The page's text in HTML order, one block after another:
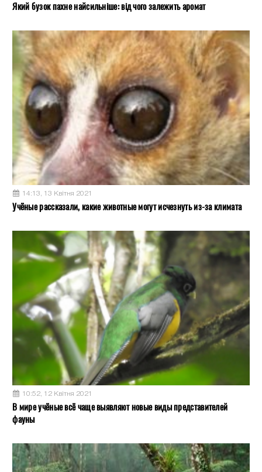
Який бузок пахне найсильніше: від чого залежить аромат
14:13, 13 Квітня 2021
Учёные рассказали, какие животные могут исчезнуть из-за климата
10:52, 12 Квітня 2021
В мире учёные всё чаще выявляют новые виды представителей
фауны